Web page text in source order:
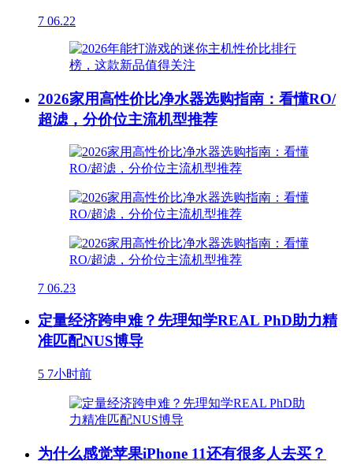
7 06.22
2026家用高性价比净水器选购指南：看懂RO/
超滤，分价位主流机型推荐
7 06.23
定量经济跨申难？先理知学REAL PhD助力精
准匹配NUS博导
5 7小时前
为什么感觉苹果iPhone 11还有很多人去买？